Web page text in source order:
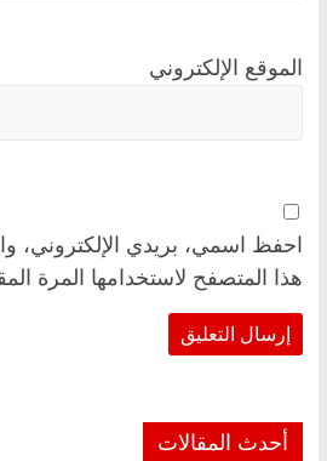
الموقع الإلكتروني
احفظ اسمي، بريدي الإلكتروني،
هذا المتصفح لاستخدامها المرة
أحدث المقالات